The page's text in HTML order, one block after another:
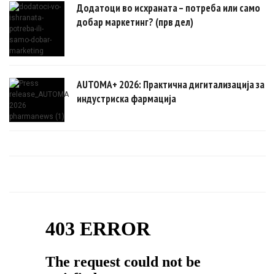
Додатоци во исхраната – потреба или само
добар маркетинг? (прв дел)
AUTOMA+ 2026: Практична дигитализација за
индустриска фармација